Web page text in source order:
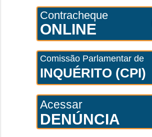
Contracheque
ONLINE
Comissão Parlamentar de
INQUÉRITO (CPI)
Acessar
DENÚNCIA